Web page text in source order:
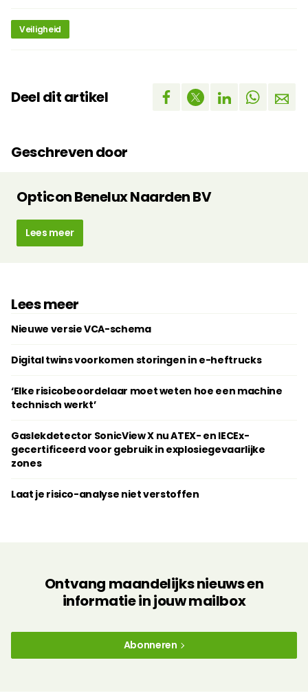
Veiligheid
Deel dit artikel
Geschreven door
Opticon Benelux Naarden BV
Lees meer
Lees meer
Nieuwe versie VCA-schema
Digital twins voorkomen storingen in e-heftrucks
‘Elke risicobeoordelaar moet weten hoe een machine
technisch werkt’
Gaslekdetector SonicView X nu ATEX- en IECEx-
gecertificeerd voor gebruik in explosiegevaarlijke
zones
Laat je risico-analyse niet verstoffen
Ontvang maandelijks nieuws en
informatie in jouw mailbox
Abonneren